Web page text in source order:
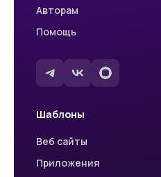
Авторам
Помощь
Шаблоны
Веб сайты
Приложения